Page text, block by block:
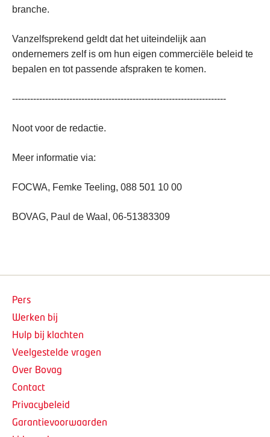
branche.
Vanzelfsprekend geldt dat het uiteindelijk aan
ondernemers zelf is om hun eigen commerciële beleid te
bepalen en tot passende afspraken te komen.
-----------------------------------------------------------------------
Noot voor de redactie.
Meer informatie via:
FOCWA, Femke Teeling, 088 501 10 00
BOVAG, Paul de Waal, 06-51383309
Pers
Werken bij
Hulp bij klachten
Veelgestelde vragen
Over Bovag
Contact
Privacybeleid
Garantievoorwaarden